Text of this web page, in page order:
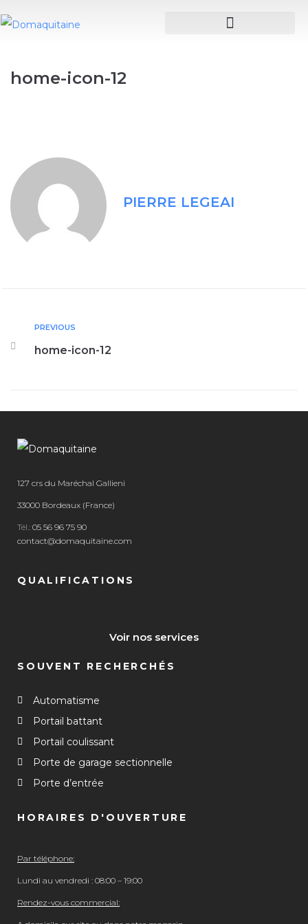
home-icon-12
PIERRE LEGEAI
PREVIOUS
home-icon-12
127 crs du Maréchal Gallieni
33000 Bordeaux (France)
Tél.: 05 56 96 75 90
contact@domaquitaine.com
QUALIFICATIONS
Voir nos services
SOUVENT RECHERCHÉS
Automatisme
Portail battant
Portail coulissant
Porte de garage sectionnelle
Porte d’entrée
HORAIRES D'OUVERTURE
Par téléphone:
Lundi au vendredi : 08:00 – 19:00
Rendez-vous commercial: